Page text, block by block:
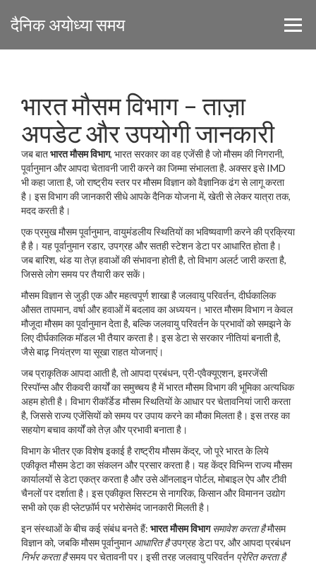
दैनिक अयोध्या समय
भारत मौसम विभाग – ताज़ा
अपडेट और उपयोगी जानकारी
जब बातभारत मौसम विभाग, भारत सरकार का वह एजेंसी है जो मौसम की निगरानी,
पूर्वानुमान और आपदा चेतावनी जारी करने का जिम्मा संभालता है. अक्सर इसेIMD
भी कहा जाता है, जो राष्ट्रीय स्तर पर मौसम विज्ञान को वैज्ञानिक ढंग से लागू करता
है। इस विभाग की जानकारी सीधे आपके दैनिक योजना में, खेती से लेकर यात्रा तक,
मदद करती है।
एक प्रमुखमौसम पूर्वानुमान, वायुमंडलीय स्थितियों का भविष्यवाणी करने की प्रक्रिया
हैहै। यह पूर्वानुमान रडार, उपग्रह और सतही स्टेशन डेटा पर आधारित होता है।
जब बारिश, थंड या तेज़ हवाओं की संभावना होती है, तो विभाग अलर्ट जारी करता है,
जिससे लोग समय पर तैयारी कर सकें।
मौसम विज्ञान से जुड़ी एक और महत्वपूर्ण शाखा हैजलवायु परिवर्तन, दीर्घकालिक
औसत तापमान, वर्षा और हवाओं में बदलाव का अध्ययन । भारत मौसम विभाग न केवल
मौजूदा मौसम का पूर्वानुमान देता है, बल्कि जलवायु परिवर्तन के प्रभावों को समझने के
लिए दीर्घकालिक मॉडल भी तैयार करता है। इस डेटा से सरकार नीतियां बनाती है,
जैसे बाढ़ नियंत्रण या सूखा राहत योजनाएं।
जब प्राकृतिक आपदा आती है, तोआपदा प्रबंधन, प्री-एवैक्यूएशन, इमरजेंसी
रिस्पॉन्स और रीकवरी कार्यों का समुच्चय हैमें भारत मौसम विभाग की भूमिका अत्यधिक
अहम होती है। विभाग रीकॉर्डेड मौसम स्थितियों के आधार पर चेतावनियां जारी करता
है, जिससे राज्य एजेंसियों को समय पर उपाय करने का मौका मिलता है। इस तरह का
सहयोग बचाव कार्यों को तेज़ और प्रभावी बनाता है।
विभाग के भीतर एक विशेष इकाई हैराष्ट्रीय मौसम केंद्र, जो पूरे भारत के लिये
एकीकृत मौसम डेटा का संकलन और प्रसार करता है । यह केंद्र विभिन्न राज्य मौसम
कार्यालयों से डेटा एकत्र करता है और उसे ऑनलाइन पोर्टल, मोबाइल ऐप और टीवी
चैनलों पर दर्शाता है। इस एकीकृत सिस्टम से नागरिक, किसान और विमानन उद्योग
सभी को एक ही प्लेटफ़ॉर्म पर भरोसेमंद जानकारी मिलती है।
इन संस्थाओं के बीच कई संबंध बनते हैं: भारत मौसम विभाग समावेश करता हैमौसम
विज्ञानको, जबकिमौसम पूर्वानुमान आधारित हैउपग्रह डेटा पर, औरआपदा प्रबंधन
निर्भर करता हैसमय पर चेतावनी पर। इसी तरहजलवायु परिवर्तन प्रेरित करता है